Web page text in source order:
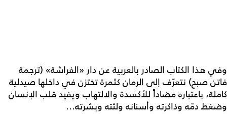
وفي هذا الكتاب الصادر بالعربية عن دار «الفراشة» (ترجمة
فاتن صبح) نتعرّف إلى الرمان كثمرة تختزن في داخلها صيدلية
كاملة، باعتباره مضاداً للأكسدة والالتهاب ويفيد قلب الإنسان
وضغط دمّه وذاكرته وأسنانه ولثته وبشرته...